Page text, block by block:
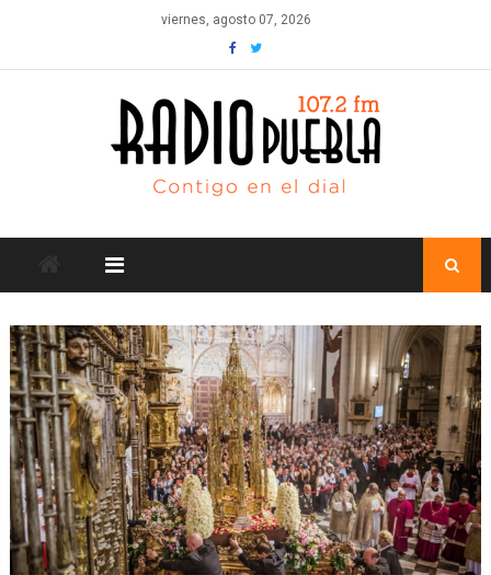
content
viernes, agosto 07, 2026